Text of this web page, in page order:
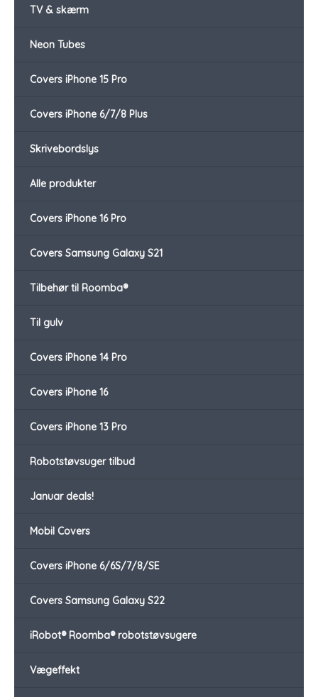
TV & skærm
Neon Tubes
Covers iPhone 15 Pro
Covers iPhone 6/7/8 Plus
Skrivebordslys
Alle produkter
Covers iPhone 16 Pro
Covers Samsung Galaxy S21
Tilbehør til Roomba®
Til gulv
Covers iPhone 14 Pro
Covers iPhone 16
Covers iPhone 13 Pro
Robotstøvsuger tilbud
Januar deals!
Mobil Covers
Covers iPhone 6/6S/7/8/SE
Covers Samsung Galaxy S22
iRobot® Roomba® robotstøvsugere
Vægeffekt